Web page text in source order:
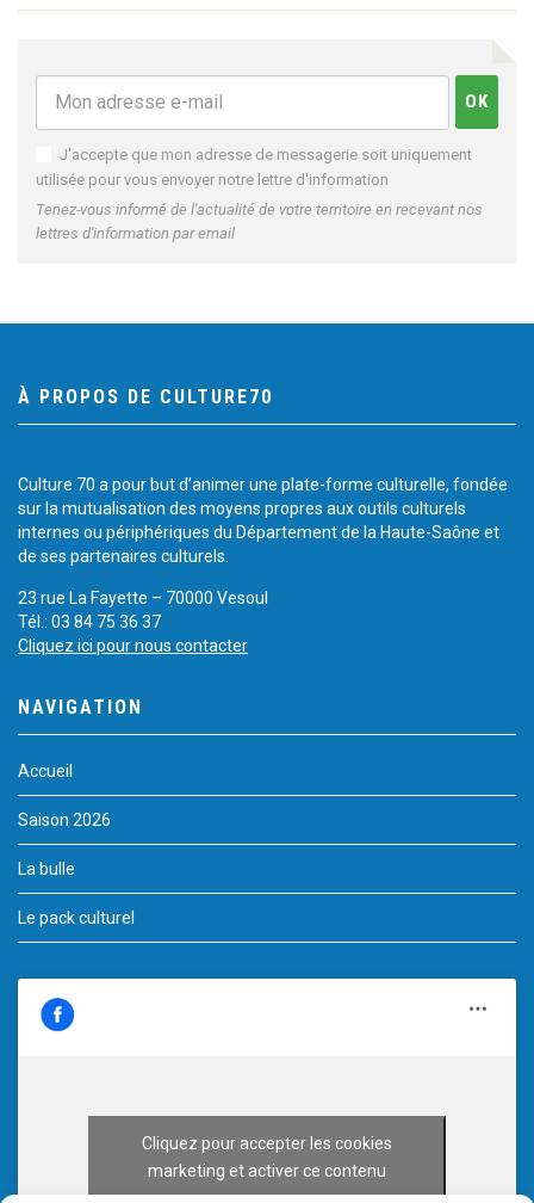
J'accepte que mon adresse de messagerie soit uniquement
utilisée pour vous envoyer notre lettre d'information
Tenez-vous informé de l'actualité de votre territoire en recevant nos
lettres d'information par email
À PROPOS DE CULTURE70
Culture 70 a pour but d’animer une plate-forme culturelle, fondée
sur la mutualisation des moyens propres aux outils culturels
internes ou périphériques du Département de la Haute-Saône et
de ses partenaires culturels.
23 rue La Fayette – 70000 Vesoul
Tél.: 03 84 75 36 37
Cliquez ici pour nous contacter
NAVIGATION
Accueil
Saison 2026
La bulle
Le pack culturel
Cliquez pour accepter les cookies
marketing et activer ce contenu